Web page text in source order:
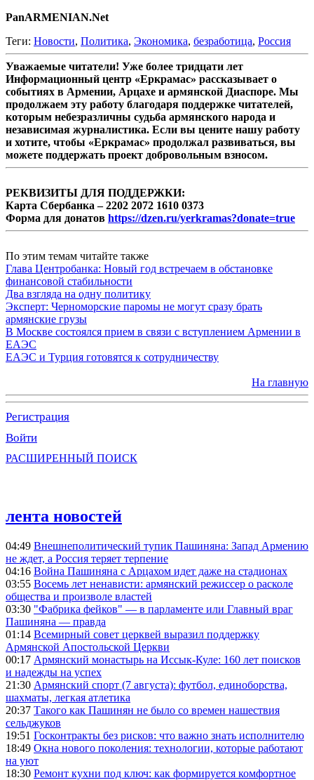
PanARMENIAN.Net
Теги: Новости, Политика, Экономика, безработица, Россия
Уважаемые читатели! Уже более тридцати лет
Информационный центр «Еркрамас» рассказывает о
событиях в Армении, Арцахе и армянской Диаспоре. Мы
продолжаем эту работу благодаря поддержке читателей,
которым небезразличны судьба армянского народа и
независимая журналистика. Если вы цените нашу работу
и хотите, чтобы «Еркрамас» продолжал развиваться, вы
можете поддержать проект добровольным взносом.
РЕКВИЗИТЫ ДЛЯ ПОДДЕРЖКИ:
Карта Сбербанка – 2202 2072 1610 0373
Форма для донатов https://dzen.ru/yerkramas?donate=true
По этим темам читайте также
Глава Центробанка: Новый год встречаем в обстановке
финансовой стабильности
Два взгляда на одну политику
Эксперт: Черноморские паромы не могут сразу брать
армянские грузы
В Москве состоялся прием в связи с вступлением Армении в
ЕАЭС
ЕАЭС и Турция готовятся к сотрудничеству
На главную
Регистрация
Войти
РАСШИРЕННЫЙ ПОИСК
лента новостей
04:49 Внешнеполитический тупик Пашиняна: Запад Армению
не ждет, а Россия теряет терпение
04:16 Война Пашиняна с Арцахом идет даже на стадионах
03:55 Восемь лет ненависти: армянский режиссер о расколе
общества и произволе властей
03:30 "Фабрика фейков" — в парламенте или Главный враг
Пашиняна — правда
01:14 Всемирный совет церквей выразил поддержку
Армянской Апостольской Церкви
00:17 Армянский монастырь на Иссык-Куле: 160 лет поисков
и надежды на успех
21:30 Армянский спорт (7 августа): футбол, единоборства,
шахматы, легкая атлетика
20:37 Такого как Пашинян не было со времен нашествия
сельджуков
19:51 Госконтракты без рисков: что важно знать исполнителю
18:49 Окна нового поколения: технологии, которые работают
на уют
18:30 Ремонт кухни под ключ: как формируется комфортное